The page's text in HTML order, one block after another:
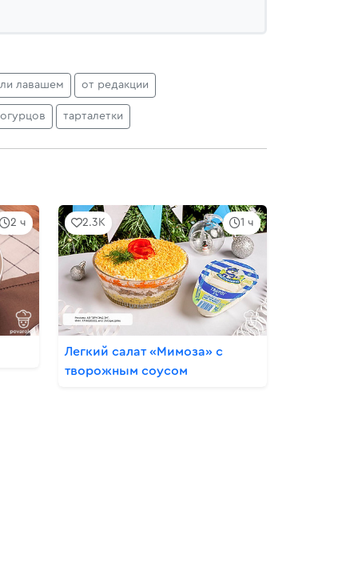
лавашем от редакции
тарталетки
2 ч 1 ч
2.3K
Легкий салат «Мимоза» с
творожным соусом